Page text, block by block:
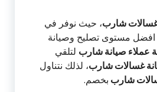
شارب، حيث نوفر في
مستوى تصليح وصيانة
عملاء صيانة شاربلتلقي
غسالات شارب، لذلك نتناول
شارببخصم.